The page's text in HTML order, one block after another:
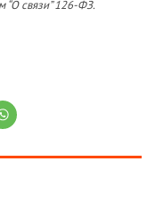
“О связи” 126-ФЗ.